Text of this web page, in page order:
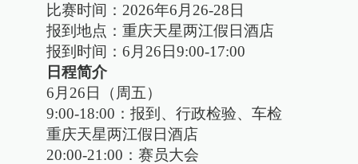
比赛时间：2026年6月26-28日
报到地点：重庆天星两江假日酒店
报到时间：6月26日9:00-17:00
日程简介
6月26日（周五）
9:00-18:00：报到、行政检验、车检
重庆天星两江假日酒店
20:00-21:00：赛员大会